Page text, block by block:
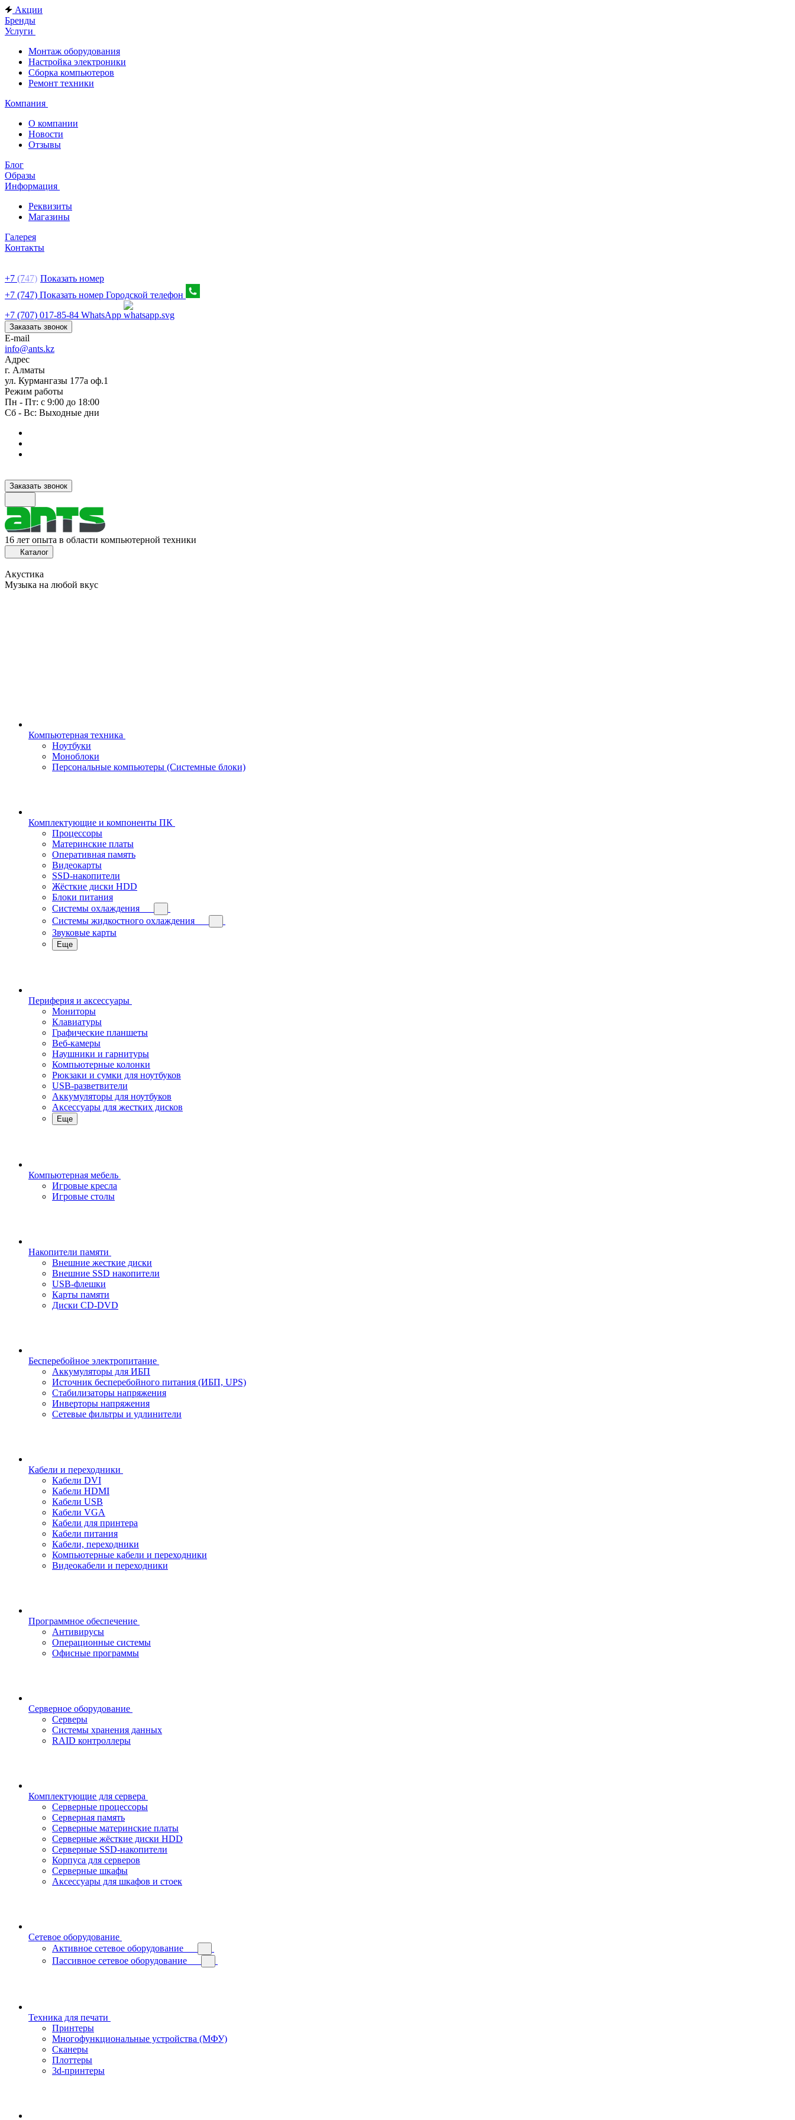
Акции
Бренды
Услуги
Монтаж оборудования
Настройка электроники
Сборка компьютеров
Ремонт техники
Компания
О компании
Новости
Отзывы
Блог
Образы
Информация
Реквизиты
Магазины
Галерея
Контакты
+7 (747) Показать номер
+7 (747) Показать номер Городской телефон
+7 (707) 017-85-84 WhatsApp
Заказать звонок
E-mail
info@ants.kz
Адрес
г. Алматы
ул. Курмангазы 177а оф.1
Режим работы
Пн - Пт: с 9:00 до 18:00
Сб - Вс: Выходные дни
Заказать звонок
16 лет опыта в области компьютерной техники
Каталог
Акустика
Музыка на любой вкус
Компьютерная техника
Ноутбуки
Моноблоки
Персональные компьютеры (Системные блоки)
Комплектующие и компоненты ПК
Процессоры
Материнские платы
Оперативная память
Видеокарты
SSD-накопители
Жёсткие диски HDD
Блоки питания
Системы охлаждения
Системы жидкостного охлаждения
Звуковые карты
Еще
Периферия и аксессуары
Мониторы
Клавиатуры
Графические планшеты
Веб-камеры
Наушники и гарнитуры
Компьютерные колонки
Рюкзаки и сумки для ноутбуков
USB-разветвители
Аккумуляторы для ноутбуков
Аксессуары для жестких дисков
Еще
Компьютерная мебель
Игровые кресла
Игровые столы
Накопители памяти
Внешние жесткие диски
Внешние SSD накопители
USB-флешки
Карты памяти
Диски CD-DVD
Бесперебойное электропитание
Аккумуляторы для ИБП
Источник бесперебойного питания (ИБП, UPS)
Стабилизаторы напряжения
Инверторы напряжения
Сетевые фильтры и удлинители
Кабели и переходники
Кабели DVI
Кабели HDMI
Кабели USB
Кабели VGA
Кабели для принтера
Кабели питания
Кабели, переходники
Компьютерные кабели и переходники
Видеокабели и переходники
Программное обеспечение
Антивирусы
Операционные системы
Офисные программы
Серверное оборудование
Серверы
Системы хранения данных
RAID контроллеры
Комплектующие для сервера
Серверные процессоры
Серверная память
Серверные материнские платы
Серверные жёсткие диски HDD
Серверные SSD-накопители
Корпуса для серверов
Серверные шкафы
Аксессуары для шкафов и стоек
Сетевое оборудование
Активное сетевое оборудование
Пассивное сетевое оборудование
Техника для печати
Принтеры
Многофункциональные устройства (МФУ)
Сканеры
Плоттеры
3d-принтеры